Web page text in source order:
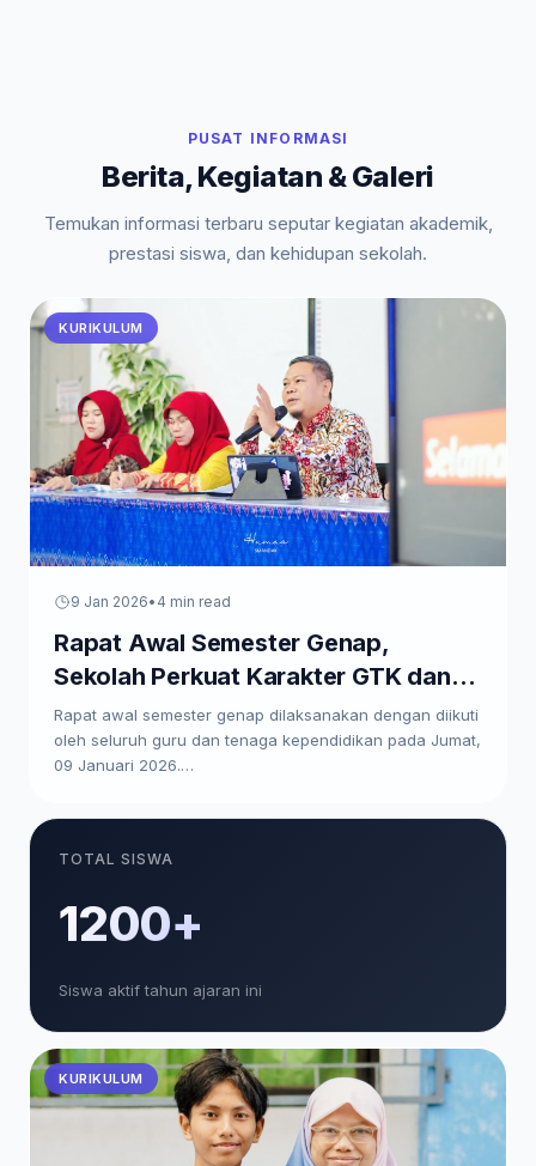
PUSAT INFORMASI
Berita, Kegiatan & Galeri
Temukan informasi terbaru seputar kegiatan akademik,
prestasi siswa, dan kehidupan sekolah.
KURIKULUM
9 Jan 2026• 4 min read
Rapat Awal Semester Genap,
Sekolah Perkuat Karakter GTK dan
Paparkan Program Kerja
Rapat awal semester genap dilaksanakan dengan diikuti
oleh seluruh guru dan tenaga kependidikan pada Jumat,
09 Januari 2026.…
TOTAL SISWA
1200+
Siswa aktif tahun ajaran ini
KURIKULUM